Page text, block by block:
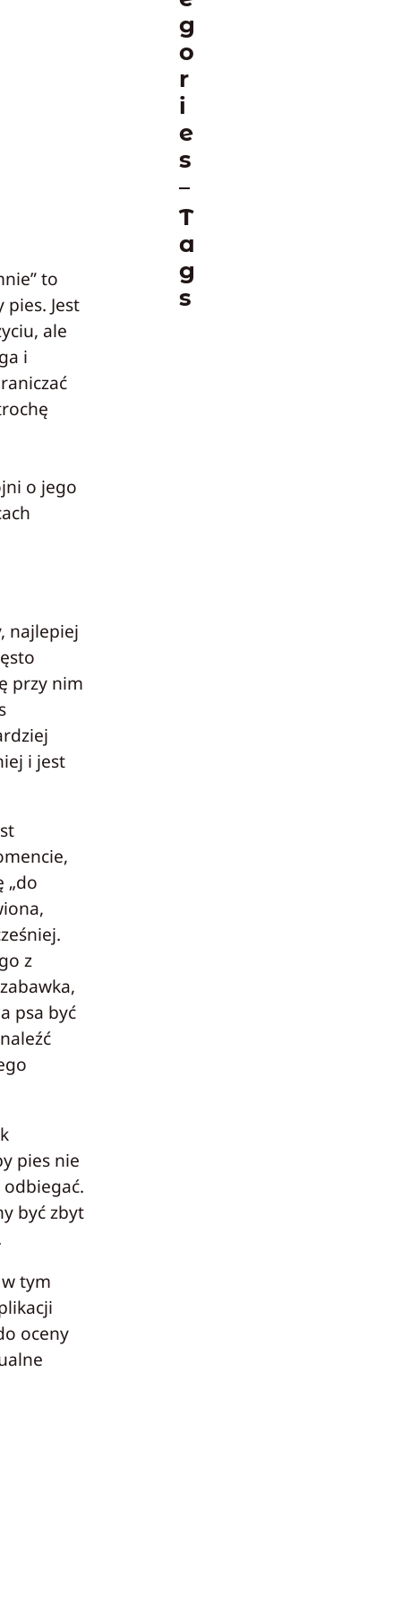
to
Jest
ale
i
o jego
najlepiej
przy nim
i jest
„do
z
psa być
pies nie
odbiegać.
być zbyt
tym
oceny
g
o
r
i
e
s
T
a
g
s